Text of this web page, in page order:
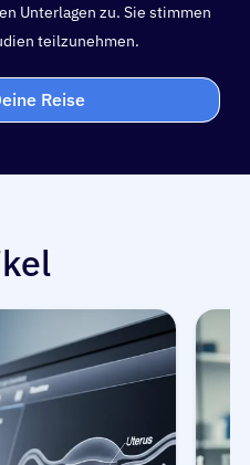
Unterlagen zu. Sie stimmen
teilzunehmen.
Reise